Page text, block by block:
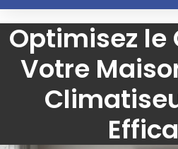
Optimisez le
Votre